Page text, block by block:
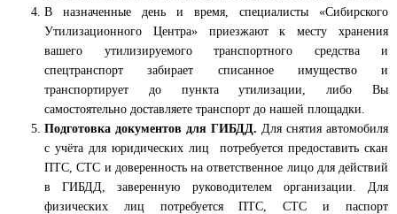
В назначенные день и время, специалисты «Сибирского
Утилизационного Центра» приезжают к месту хранения
вашего утилизируемого транспортного средства и
спецтранспорт забирает списанное имущество и
транспортирует до пункта утилизации, либо Вы
самостоятельно доставляете транспорт до нашей площадки.
Подготовка документов для ГИБДД. Для снятия автомобиля
с учёта для юридических лиц потребуется предоставить скан
ПТС, СТС и доверенность на ответственное лицо для действий
в ГИБДД, заверенную руководителем организации. Для
физических лиц потребуется ПТС, СТС и паспорт